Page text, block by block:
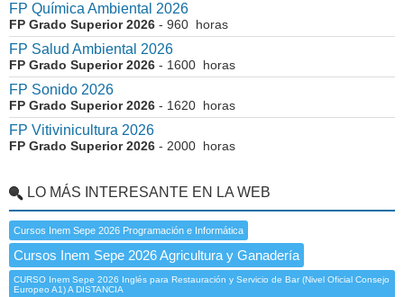
FP Química Ambiental 2026
FP Grado Superior 2026 - 960 horas
FP Salud Ambiental 2026
FP Grado Superior 2026 - 1600 horas
FP Sonido 2026
FP Grado Superior 2026 - 1620 horas
FP Vitivinicultura 2026
FP Grado Superior 2026 - 2000 horas
LO MÁS INTERESANTE EN LA WEB
Cursos Inem Sepe 2026 Programación e Informática
Cursos Inem Sepe 2026 Agricultura y Ganadería
CURSO Inem Sepe 2026 Inglés para Restauración y Servicio de Bar (Nivel Oficial Consejo
Europeo A1) A DISTANCIA